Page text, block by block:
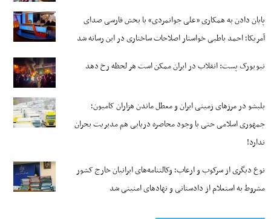
پایان دادن به همکاری «علی جوانمردی» با بخش فارسی صدای
آمریکا؛ احمد باطبی خواستار اصلاحات ساختاری در این رسانه شد
نیویورک پست: انقلاب در ایران ممکن است هر لحظه رخ دهد
بلبشو در مرزهای زمینی ایران و معطل ماندن هزاران کامیون؛
جمهوری اسلامی حتی با وجود محاصره دریایی هم مدیریت بحران
ندارد!
نوع دیگری از سرکوب و ارعاب؛ وکالتنامه‌های ایرانیان خارج کشور
مشروط به استعلام از دادستانی و نهادهای امنیتی شد